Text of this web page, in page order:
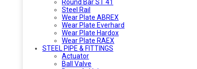
Round Bar ST 41
Steel Rail
Wear Plate ABREX
Wear Plate Everhard
Wear Plate Hardox
Wear Plate RAEX
STEEL PIPE & FITTINGS
Actuator
Ball Valve